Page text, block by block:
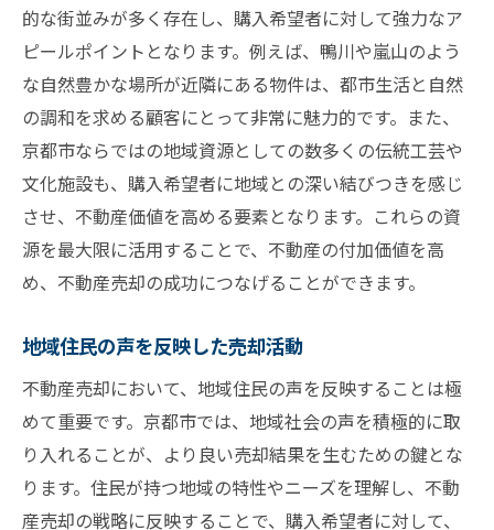
的な街並みが多く存在し、購入希望者に対して強力なア
ピールポイントとなります。例えば、鴨川や嵐山のよう
な自然豊かな場所が近隣にある物件は、都市生活と自然
の調和を求める顧客にとって非常に魅力的です。また、
京都市ならではの地域資源としての数多くの伝統工芸や
文化施設も、購入希望者に地域との深い結びつきを感じ
させ、不動産価値を高める要素となります。これらの資
源を最大限に活用することで、不動産の付加価値を高
め、不動産売却の成功につなげることができます。
地域住民の声を反映した売却活動
不動産売却において、地域住民の声を反映することは極
めて重要です。京都市では、地域社会の声を積極的に取
り入れることが、より良い売却結果を生むための鍵とな
ります。住民が持つ地域の特性やニーズを理解し、不動
産売却の戦略に反映することで、購入希望者に対して、